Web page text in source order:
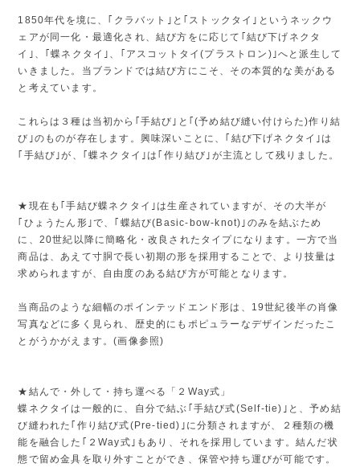
1850年代を境に、｢クラバット｣と｢ストックタイ｣というネックウ
ェアが同一化・最適化され、結び方をに応じて｢結び下げネクタ
イ｣、｢蝶ネクタイ｣、｢アスコットタイ(プラストロン)｣へと派生して
いきました。当ブランドでは結び方にこそ、その本質的な美がある
と考えています。
これらは３種は当初から｢手結び｣と｢(予め結び縫い付けらた)作り結
び｣のものが存在します。興味深いことに、｢結び下げネクタイ｣は
｢手結び｣が、｢蝶ネクタイ｣は｢作り結び｣が主流として残りました。
★現在も｢手結び蝶ネクタイ｣は生産されていますが、その大半が
｢ひょうたん形｣で、｢蝶結び(Basic-bow-knot)｣のみを結ぶため
に、20世紀以降に簡略化・改良されたタイプになります。一方で当
商品は、あえて寸胴で長い初期の形を採用することで、より技量は
求められますが、自由度のある結び方が可能となります。
当商品のような細幅のポインテッドエンド形は、19世紀後半の肖像
写真などに多く見られ、歴史的にもポピュラーなデザインだったこ
とがうかがえます。(画像参照)
★結んで・外して・持ち運べる「２Way式」
蝶ネクタイは一般的に、自分で結ぶ｢手結び式(Self-tie)｣と、予め結
び縫われた｢作り結び式(Pre-tied)｣に分類されますが、２種類の機
能を融合した｢２Way式｣もあり、それを採用しています。結んだ状
態で留め金具を取り外すことができ、保管や持ち運びが可能です。